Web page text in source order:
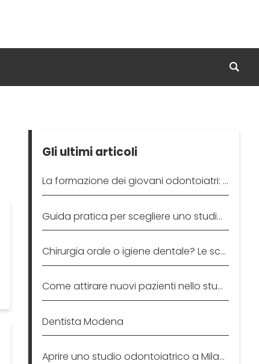
Gli ultimi articoli
La formazione dei giovani odontoiatri: opportunità
Guida pratica per scegliere uno studio dentistico affidabile
Chirurgia orale o igiene dentale? Le scelte professionali di
Come attirare nuovi pazienti nello studio dentistico
Dentista Modena
Aprire uno studio odontoiatrico a Milano